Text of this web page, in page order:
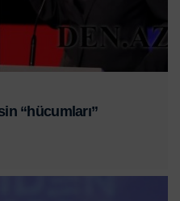
“hücumları”